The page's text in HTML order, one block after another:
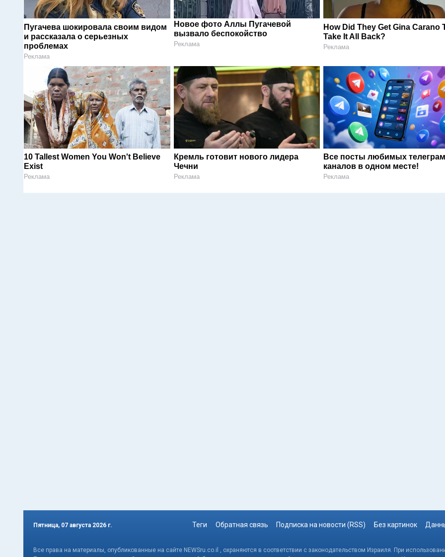
Пугачева шокировала своим видом
и рассказала о серьезных
проблемах
Реклама
Новое фото Аллы Пугачевой
вызвало беспокойство
Реклама
How Did They Get Gina Carano
Take It All Back?
Реклама
10 Tallest Women You Won't Believe
Exist
Реклама
Кремль готовит нового лидера
Чечни
Реклама
Все посты любимых
каналов в одном месте!
Реклама
Пятница, 07 августа 2026 г. Теги Обратная связь Подписка на новости (RSS) Без картинок
Все права на материалы, опубликованные на сайте NEWSru.co.il , охраняются в соответствии с законодательством Израиля. При